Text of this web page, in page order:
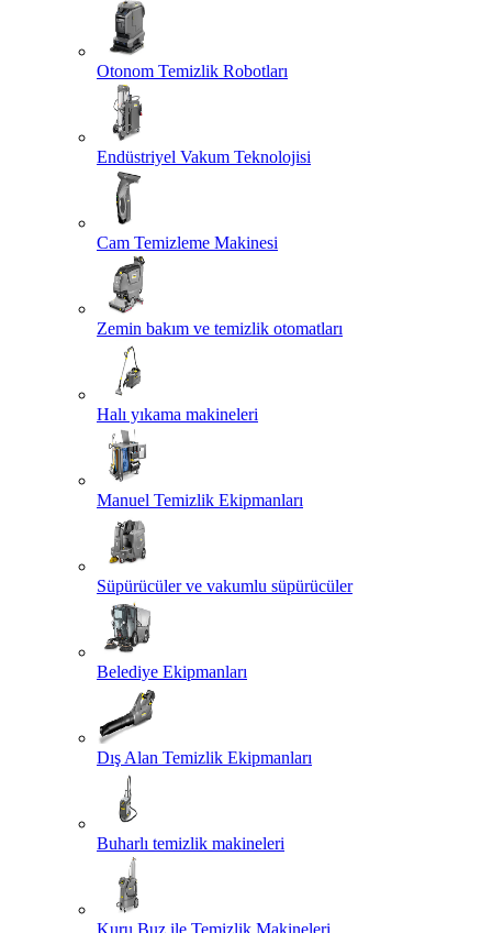
Otonom Temizlik Robotları
Endüstriyel Vakum Teknolojisi
Cam Temizleme Makinesi
Zemin bakım ve temizlik otomatları
Halı yıkama makineleri
Manuel Temizlik Ekipmanları
Süpürücüler ve vakumlu süpürücüler
Belediye Ekipmanları
Dış Alan Temizlik Ekipmanları
Buharlı temizlik makineleri